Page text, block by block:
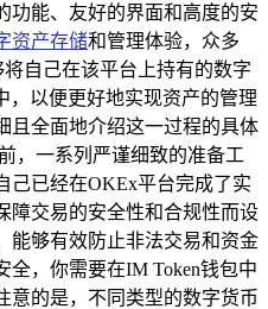
功能、友好的界面和高度的安
资产存储和管理体验，众多
自己在该平台上持有的数字
，以便更好地实现资产的管理
且全面地介绍这一过程的具体
，一系列严谨细致的准备工
己已经在OKEx平台完成了实
障交易的安全性和合规性而设
能够有效防止非法交易和资金
全，你需要在IM Token钱包中
意的是，不同类型的数字货币